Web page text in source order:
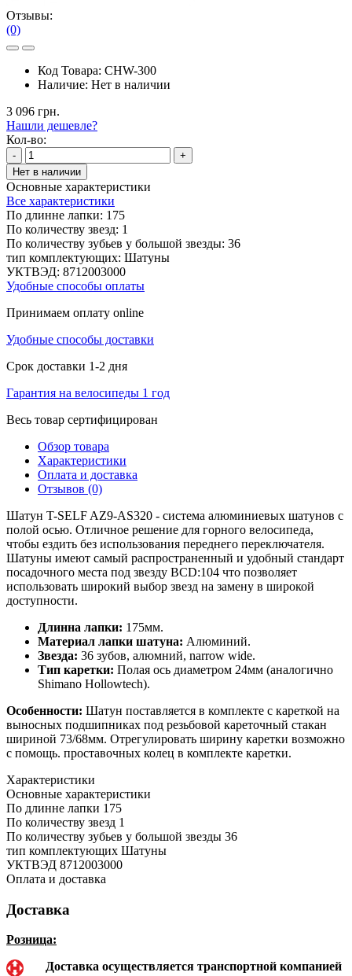
Отзывы:
(0)
Код Товара: CHW-300
Наличие: Нет в наличии
3 096 грн.
Нашли дешевле?
Кол-во:
-
+
Нет в наличии
Основные характеристики
Все характеристики
По длинне лапки: 175
По количеству звезд: 1
По количеству зубьев у большой звезды: 36
тип комплектующих: Шатуны
УКТВЭД: 8712003000
Удобные способы оплаты
Принимаем оплату online
Удобные способы доставки
Срок доставки 1-2 дня
Гарантия на велосипеды 1 год
Весь товар сертифицирован
Обзор товара
Характеристики
Оплата и доставка
Отзывов (0)
Шатун T-SELF AZ9-AS320 - система алюминиевых шатунов с
полой осью. Отличное решение для горного велосипеда,
чтобы ездить без использования переднего переключателя.
Шатуны имеют самый распространенный и удобный стандарт
посадочного места под звезду BCD:104 что позволяет
использовать широкий выбор звезд на замену в широкой
доступности.
Длинна лапки: 175мм.
Материал лапки шатуна: Алюминий.
Звезда: 36 зубов, алюмний, narrow wide.
Тип каретки: Полая ось диаметром 24мм (аналогично
Shimano Hollowtech).
Особенности: Шатун поставляется в комплекте с кареткой на
выносных подшипниках под резьбовой кареточный стакан
шириной 73/68мм. Отрегулировать ширину каретки возможно
с помощь. проставочных колец в комплекте каретки.
Характеристики
Основные характеристики
По длинне лапки 175
По количеству звезд 1
По количеству зубьев у большой звезды 36
тип комплектующих Шатуны
УКТВЭД 8712003000
Оплата и доставка
Доставка
Розница:
Доставка осуществляется транспортной компанией